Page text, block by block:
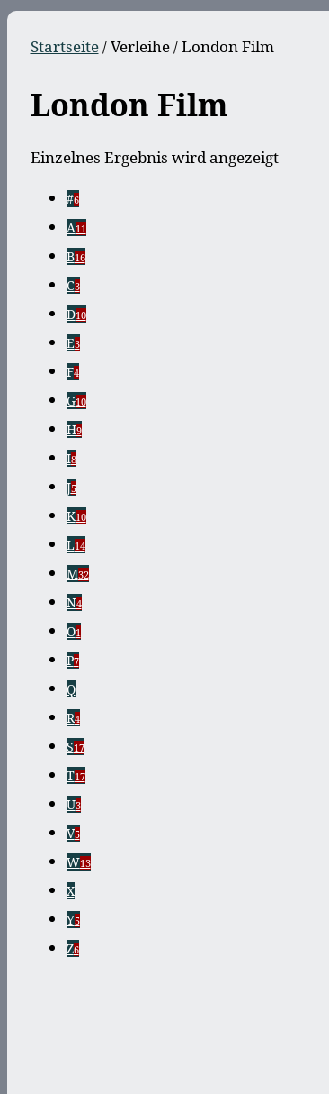
Startseite/ Verleihe / London Film
London Film
Einzelnes Ergebnis wird angezeigt
#6
A11
B16
C3
D10
E3
F4
G10
H9
I8
J5
K10
L14
M32
N4
O1
P7
Q
R4
S17
T17
U3
V5
W13
X
Y5
Z6